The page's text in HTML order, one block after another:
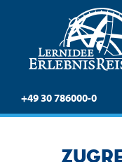
+49 30 786000-0